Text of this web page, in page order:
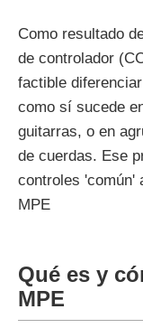
Como resultado
de controlador
factible
como sí sucede
guitarras, o en
de cuerdas. Ese
controles 'común'
MPE
Qué es y
MPE